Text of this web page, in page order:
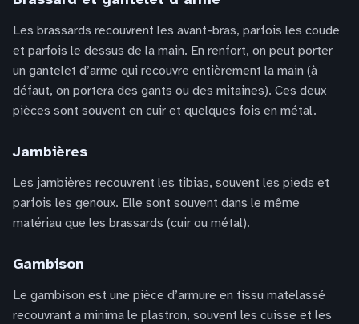
Les brassards recouvrent les avant-bras, parfois les coude
et parfois le dessus de la main. En renfort, on peut porter
un gantelet d’arme qui recouvre entièrement la main (à
défaut, on portera des gants ou des mitaines). Ces deux
pièces sont souvent en cuir et quelques fois en métal.
Jambières
Les jambières recouvrent les tibias, souvent les pieds et
parfois les genoux. Elle sont souvent dans le même
matériau que les brassards (cuir ou métal).
Gambison
Le gambison est une pièce d’armure en tissu matelassé
recouvrant a minima le plastron, souvent les cuisse et les